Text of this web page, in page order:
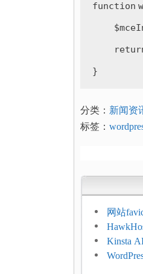
function
}
分类： 新闻资
标签：
网站
加方法
$2.61/
Kinsta